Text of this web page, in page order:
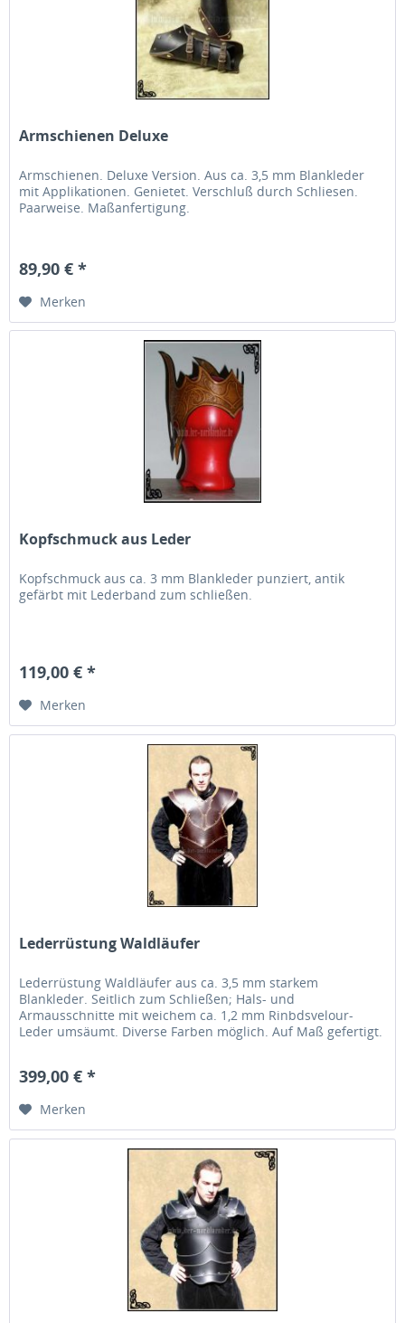
Armschienen Deluxe
Armschienen. Deluxe Version. Aus ca. 3,5 mm Blankleder
mit Applikationen. Genietet. Verschluß durch Schliesen.
Paarweise. Maßanfertigung.
89,90 € *
Merken
Kopfschmuck aus Leder
Kopfschmuck aus ca. 3 mm Blankleder punziert, antik
gefärbt mit Lederband zum schließen.
119,00 € *
Merken
Lederrüstung Waldläufer
Lederrüstung Waldläufer aus ca. 3,5 mm starkem
Blankleder. Seitlich zum Schließen; Hals- und
Armausschnitte mit weichem ca. 1,2 mm Rinbdsvelour-
Leder umsäumt. Diverse Farben möglich. Auf Maß gefertigt.
399,00 € *
Merken